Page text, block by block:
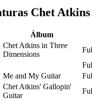
Chet Atkins
Álbum
Chet Atkins in Three
Dimensions
Me and My Guitar
Chet Atkins' Gallopin'
Guitar